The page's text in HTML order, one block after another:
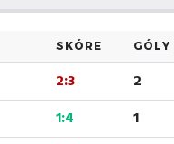
SKÓRE GÓLY
2:3
2
1:4
1